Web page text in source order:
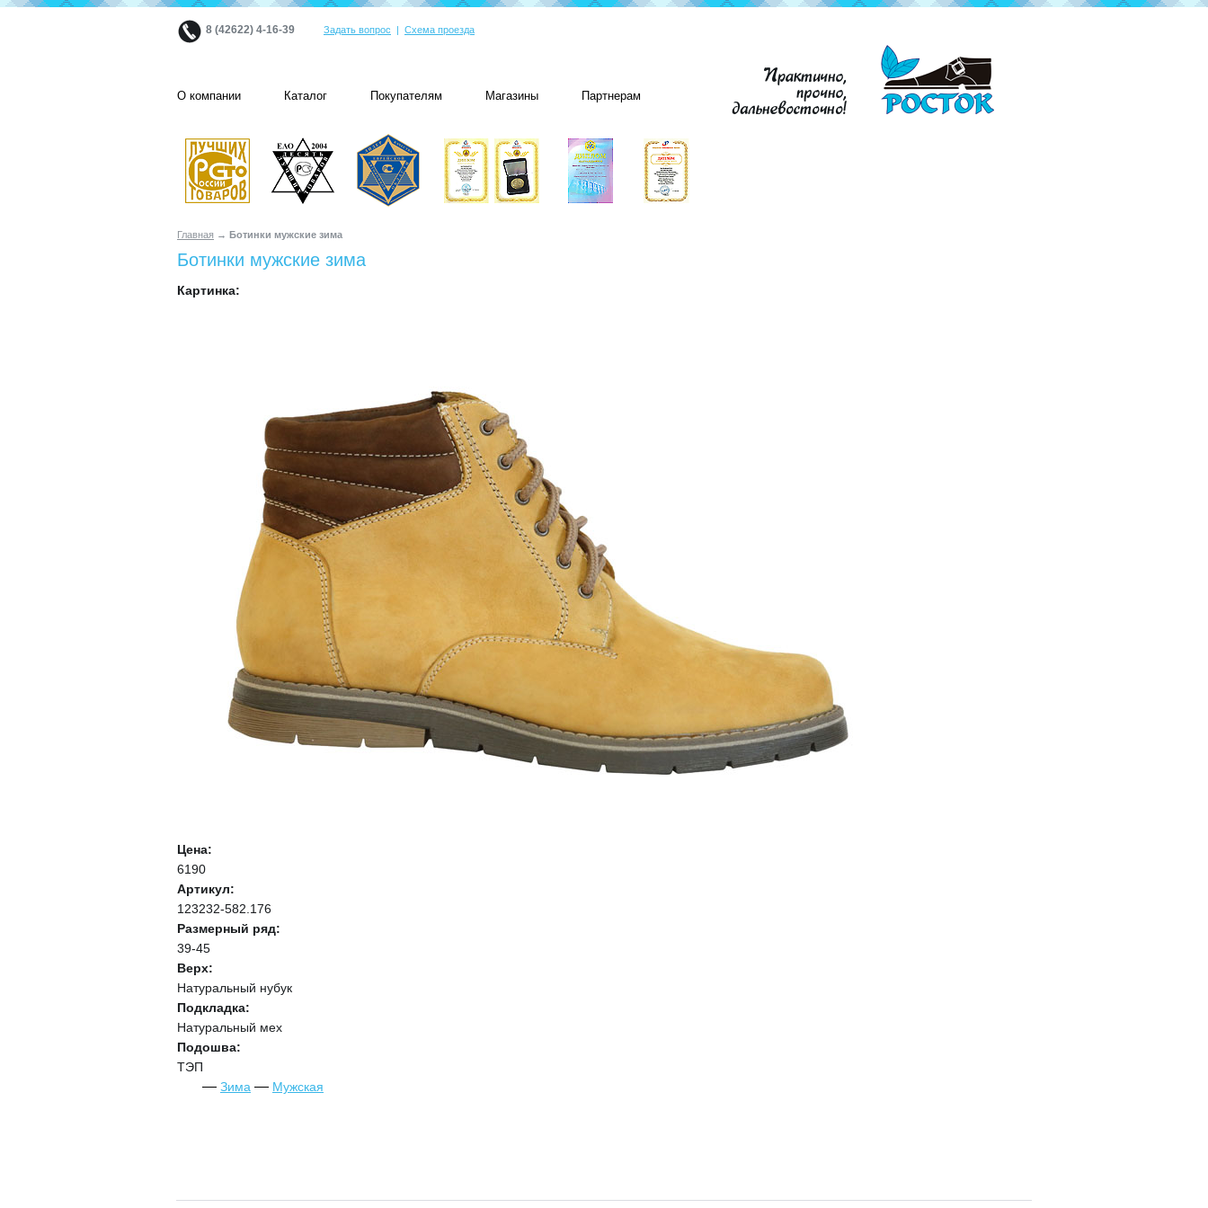
8 (42622) 4-16-39 Задать вопрос | Схема проезда
О компании Каталог Покупателям Магазины Партнерам
Главная → Ботинки мужские зима
Ботинки мужские зима
Картинка:
Цена:
6190
Артикул:
123232-582.176
Размерный ряд:
39-45
Верх:
Натуральный нубук
Подкладка:
Натуральный мех
Подошва:
ТЭП
Зима
Мужская